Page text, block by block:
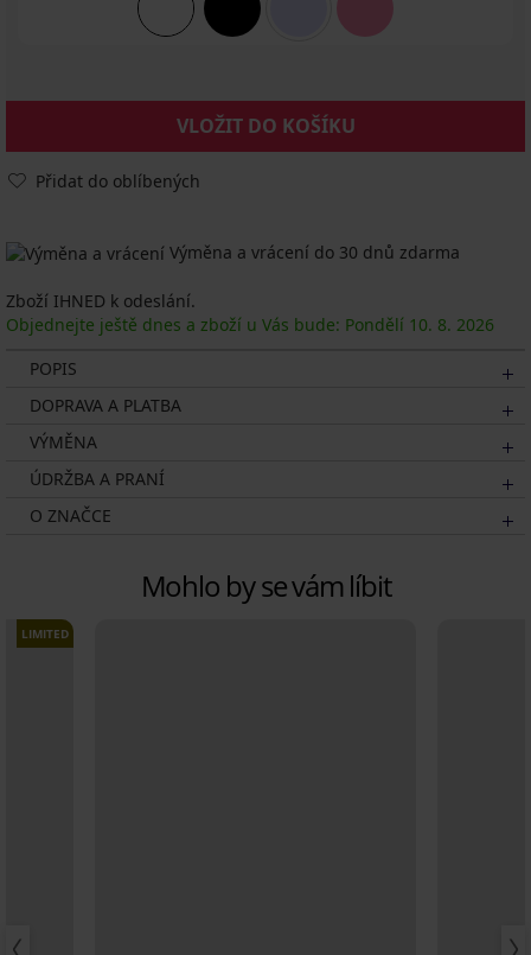
VLOŽIT DO KOŠÍKU
Přidat do oblíbených
Výměna a vrácení do 30 dnů zdarma
Zboží IHNED k odeslání.
Objednejte ještě dnes a zboží u Vás bude: Pondělí 10. 8. 2026
POPIS
DOPRAVA A PLATBA
VÝMĚNA
ÚDRŽBA A PRANÍ
O ZNAČCE
Mohlo by se vám líbit
LIMITED